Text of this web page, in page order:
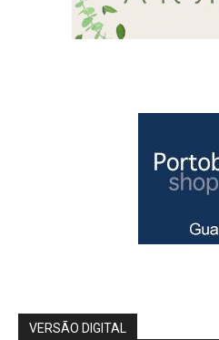
VERSÃO DIGITAL